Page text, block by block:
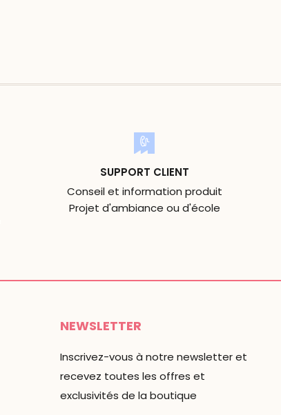
SUPPORT CLIENT
Conseil et information produit
Projet d'ambiance ou d'école
NEWSLETTER
Inscrivez-vous à notre newsletter et
recevez toutes les offres et
exclusivités de la boutique